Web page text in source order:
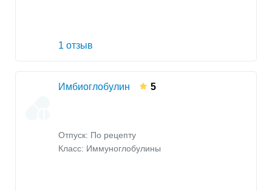
1 отзыв
Имбиоглобулин 5
Отпуск: По рецепту
Класс: Иммуноглобулины